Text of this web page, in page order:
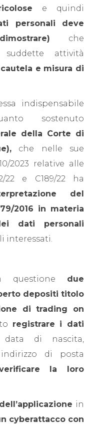
e quindi
personali deve
che
suddette attività
e misura di
indispensabile
sostenuto
della Corte di
che nelle sue
2023 relative alle
22 e C189/22 ha
del
2016 in materia
dati personali
interessati.
questione due
depositi titolo
di trading on
registrare i dati
di nascita,
di posta
la loro
in
cyberattacco con